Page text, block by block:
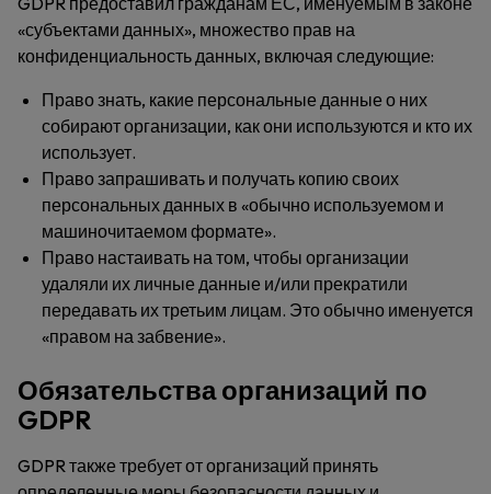
«субъектами данных», множество прав на
конфиденциальность данных, включая следующие:
Право знать, какие персональные данные о них
собирают организации, как они используются и кто их
использует.
Право запрашивать и получать копию своих
персональных данных в «обычно используемом и
машиночитаемом формате».
Право настаивать на том, чтобы организации
удаляли их личные данные и/или прекратили
передавать их третьим лицам. Это обычно именуется
«правом на забвение».
Обязательства организаций по
GDPR
GDPR также требует от организаций принять